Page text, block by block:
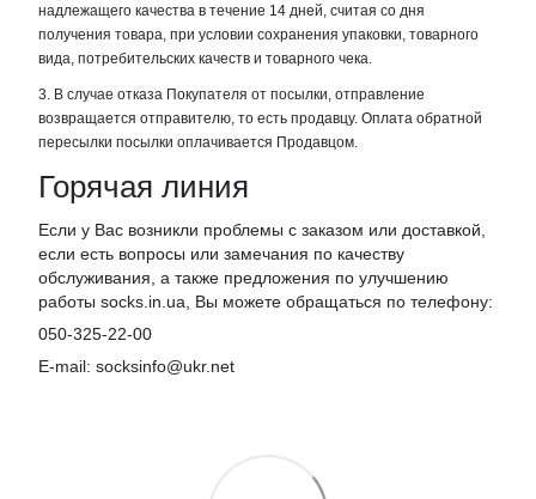
надлежащего качества в течение 14 дней, считая со дня
получения товара, при условии сохранения упаковки, товарного
вида, потребительских качеств и товарного чека.
3. В случае отказа Покупателя от посылки, отправление
возвращается отправителю, то есть продавцу. Оплата обратной
пересылки посылки оплачивается Продавцом.
Горячая линия
Если у Вас возникли проблемы с заказом или доставкой,
если есть вопросы или замечания по качеству
обслуживания, а также предложения по улучшению
работы socks.in.ua, Вы можете обращаться по телефону:
050-325-22-00
E-mail: socksinfo@ukr.net